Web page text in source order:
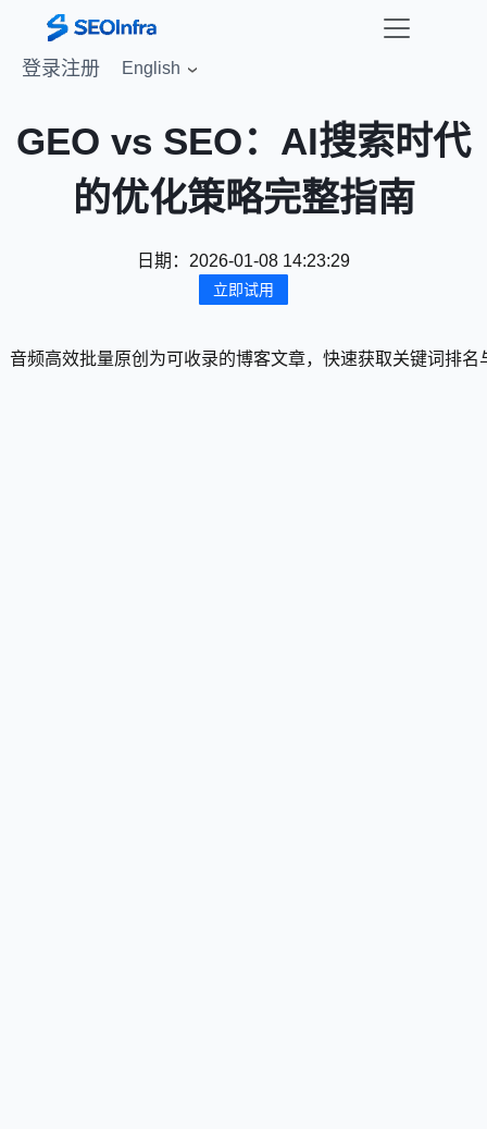
登录注册 English
GEO vs SEO：AI搜索时代
的优化策略完整指南
日期： 2026-01-08 14:23:29
立即试用
频高效批量原创为可收录的博客文章，快速获取关键词